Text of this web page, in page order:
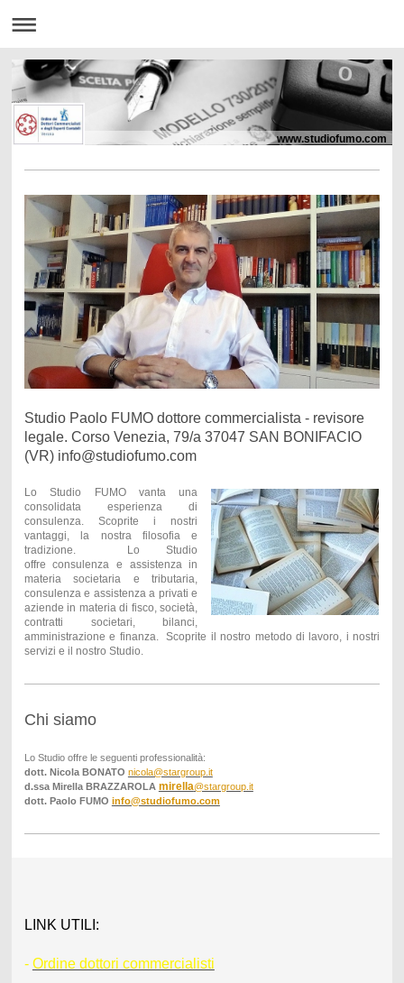
www.studiofumo.com
Studio Paolo FUMO dottore commercialista - revisore
legale. Corso Venezia, 79/a 37047 SAN BONIFACIO
(VR) info@studiofumo.com
Lo Studio FUMO vanta una
consolidata esperienza
di
consulenza. Scoprite i nostri
vantaggi, la nostra filosofia e
tradizione. Lo Studio
offre consulenza e assistenza in
materia societaria e tributaria,
consulenza e assistenza a privati e
aziende in materia di fisco, società,
contratti societari, bilanci,
amministrazione e finanza.
Scoprite il nostro metodo di lavoro, i nostri
servizi e il nostro Studio.
Chi siamo
Lo Studio offre le seguenti professionalità:
dott. Nicola BONATO nicola@stargroup.it
d.ssa Mirella BRAZZAROLA mirella@stargroup.it
dott. Paolo FUMO info@studiofumo.com
LINK UTILI:
- Ordine dottori commercialisti